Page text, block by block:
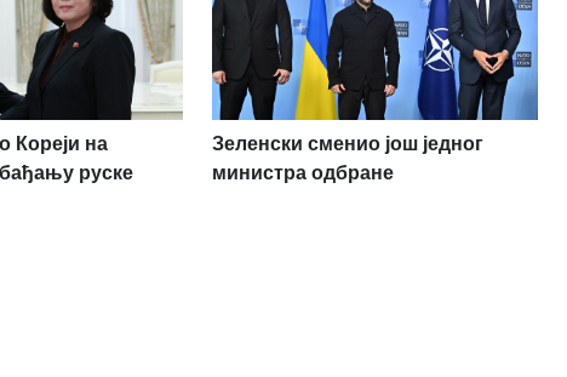
Кореји на
руске
Зеленски сменио још једног
министра одбране